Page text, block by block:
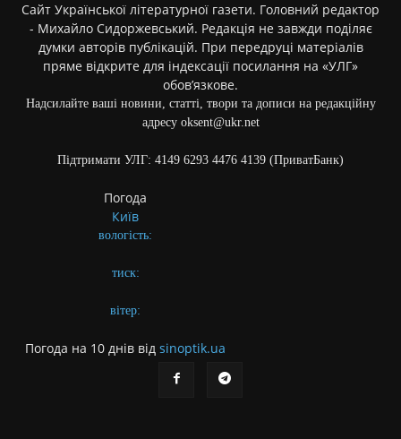
Сайт Української літературної газети. Головний редактор
- Михайло Сидоржевський. Редакція не завжди поділяє
думки авторів публікацій. При передруці матеріалів
пряме відкрите для індексації посилання на «УЛГ»
обов’язкове.
Надсилайте ваші новини, статті, твори та дописи на редакційну
адресу oksent@ukr.net
Підтримати УЛГ: 4149 6293 4476 4139 (ПриватБанк)
Погода
Київ
вологість:
тиск:
вітер:
Погода на 10 днів від sinoptik.ua